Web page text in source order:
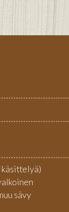
käsittelyä)
sävy